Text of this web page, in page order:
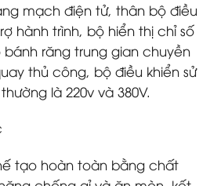
mạch điện tử, thân bộ điều
hành trình, bộ hiển thị chỉ số
răng trung gian chuyền
thủ công, bộ điều khiển sử
là 220v và 380V.
tạo hoàn toàn bằng chất